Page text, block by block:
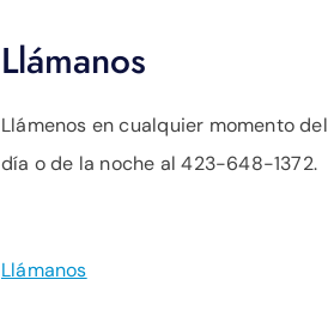
Llámanos
Llámenos en cualquier momento del
día o de la noche al 423-648-1372.
Llámanos